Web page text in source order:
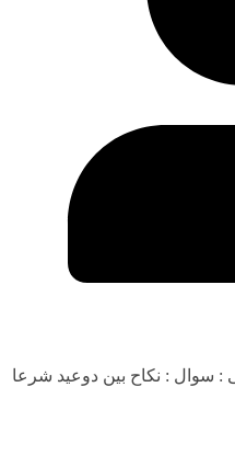
شرعی : سوال : نکاح بین دوعید شرعا